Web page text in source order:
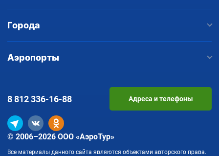
Города
Аэропорты
© 2006–2026 ООО «АэроТур»
Все материалы данного сайта являются объектами авторского права.
8 812336-16-88 Адреса и телефоны